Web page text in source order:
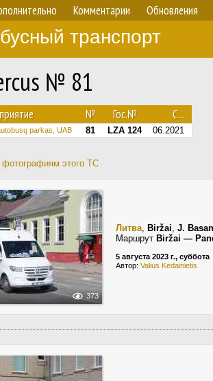
Комментарии Обновления
транспорт
№ 81
№ Гос.№ С...
parkas, UAB 81 LZA 124 06.2021
фотографиям этого ТС
373
Литва, Biržai, J.
Маршрут Biržai —
5 августа 2023 г., суббота
Автор: Valius Kedainietis